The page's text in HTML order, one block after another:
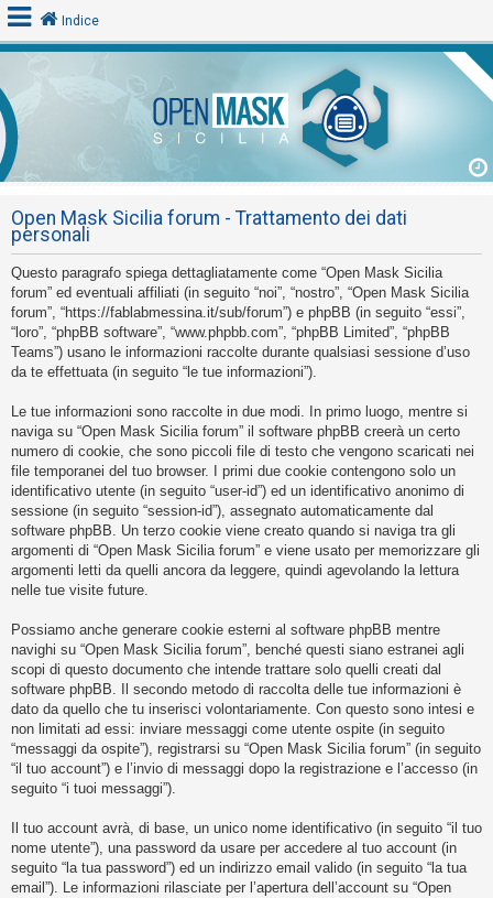
o
g
n
A
r
g
o
m
e
n
t
i
s
e
n
a
r
i
s
p
o
s
t
a
Indice
Open Mask Sicilia forum - Trattamento dei dati
personali
Questo paragrafo spiega dettagliatamente come “Open Mask Sicilia
forum” ed eventuali affiliati (in seguito “noi”, “nostro”, “Open Mask Sicilia
forum”, “https://fablabmessina.it/sub/forum”) e phpBB (in seguito “essi”,
“loro”, “phpBB software”, “www.phpbb.com”, “phpBB Limited”, “phpBB
Teams”) usano le informazioni raccolte durante qualsiasi sessione d’uso
da te effettuata (in seguito “le tue informazioni”).
Le tue informazioni sono raccolte in due modi. In primo luogo, mentre si
naviga su “Open Mask Sicilia forum” il software phpBB creerà un certo
numero di cookie, che sono piccoli file di testo che vengono scaricati nei
file temporanei del tuo browser. I primi due cookie contengono solo un
identificativo utente (in seguito “user-id”) ed un identificativo anonimo di
sessione (in seguito “session-id”), assegnato automaticamente dal
software phpBB. Un terzo cookie viene creato quando si naviga tra gli
argomenti di “Open Mask Sicilia forum” e viene usato per memorizzare gli
argomenti letti da quelli ancora da leggere, quindi agevolando la lettura
nelle tue visite future.
Possiamo anche generare cookie esterni al software phpBB mentre
navighi su “Open Mask Sicilia forum”, benché questi siano estranei agli
scopi di questo documento che intende trattare solo quelli creati dal
software phpBB. Il secondo metodo di raccolta delle tue informazioni è
dato da quello che tu inserisci volontariamente. Con questo sono intesi e
non limitati ad essi: inviare messaggi come utente ospite (in seguito
“messaggi da ospite”), registrarsi su “Open Mask Sicilia forum” (in seguito
“il tuo account”) e l’invio di messaggi dopo la registrazione e l’accesso (in
seguito “i tuoi messaggi”).
Il tuo account avrà, di base, un unico nome identificativo (in seguito “il tuo
nome utente”), una password da usare per accedere al tuo account (in
seguito “la tua password”) ed un indirizzo email valido (in seguito “la tua
email”). Le informazioni rilasciate per l’apertura dell’account su “Open